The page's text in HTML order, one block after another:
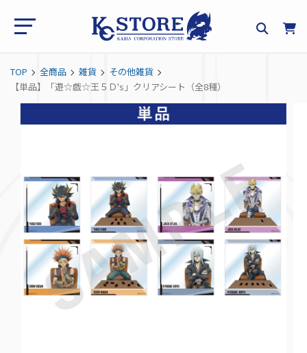
TOP 全商品 雑貨
その他雑貨
【単品】「遊☆戯☆王５Ｄ's」クリアシート（全8種）